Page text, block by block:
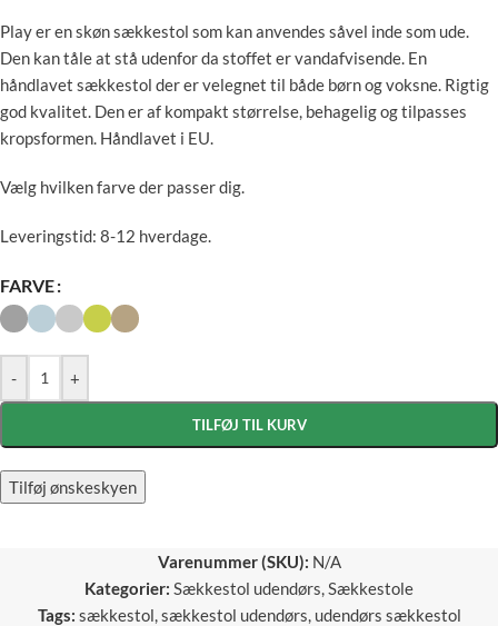
Play er en skøn sækkestol som kan anvendes såvel inde som ude.
Den kan tåle at stå udenfor da stoffet er vandafvisende. En
håndlavet sækkestol der er velegnet til både børn og voksne. Rigtig
god kvalitet. Den er af kompakt størrelse, behagelig og tilpasses
kropsformen. Håndlavet i EU.
Vælg hvilken farve der passer dig.
Leveringstid: 8-12 hverdage.
FARVE
- +
TILFØJ TIL KURV
Tilføj ønskeskyen
Varenummer (SKU): N/A
Kategorier: Sækkestol udendørs Sækkestole
Tags: sækkestol sækkestol udendørs udendørs sækkestol